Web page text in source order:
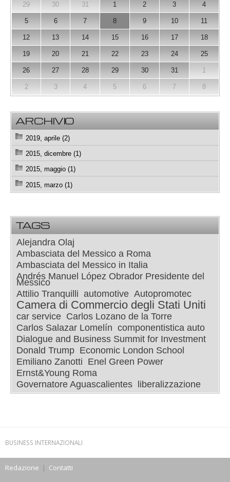
29 30 31 1 2 3 4
5 6 7 8 9 10 11
12 13 14 15 16 17 18
19 20 21 22 23 24 25
26 27 28 29 30 31 1
2 3 4 5 6 7 8
ARCHIVIO
2019, aprile (2)
2015, dicembre (1)
2015, maggio (1)
2015, marzo (1)
TAGS
Alejandra Olaj
Ambasciata del Messico a Roma
Ambasciata del Messico in Italia
Andrés Manuel López Obrador Presidente del
Messico
Attilio Tranquilli automotive Autopromotec
Camera di Commercio degli Stati Uniti
car service Carlos Lozano de la Torre
Carlos Salazar Lomelín componentistica auto
Dialogue and Business Summit for Investment
Donald Trump Economic London School
Emiliano Zanotti Enel Green Power
Ernst&Young Roma
Governatore Aguascalientes
liberalizzazione
BUSINESS INTERNAZIONALI
Redazione | Contatti